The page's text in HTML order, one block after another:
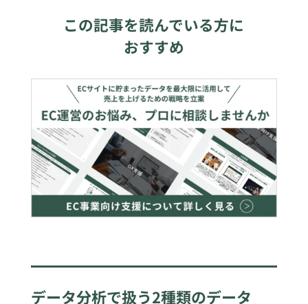
この記事を読んでいる方に
おすすめ
データ分析で扱う2種類のデータ